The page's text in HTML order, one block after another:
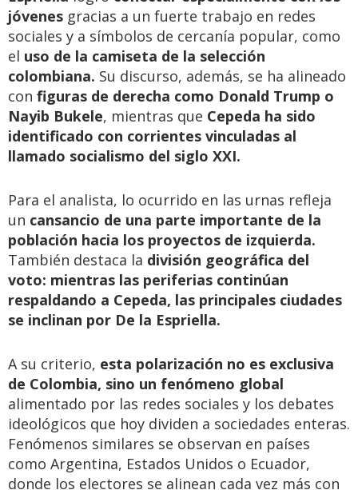
jóvenes gracias a un fuerte trabajo en redes
sociales y a símbolos de cercanía popular, como
el uso de la camiseta de la selección
colombiana. Su discurso, además, se ha alineado
con figuras de derecha como Donald Trump o
Nayib Bukele, mientras que Cepeda ha sido
identificado con corrientes vinculadas al
llamado socialismo del siglo XXI.
Para el analista, lo ocurrido en las urnas refleja
un cansancio de una parte importante de la
población hacia los proyectos de izquierda.
También destaca la división geográfica del
voto: mientras las periferias continúan
respaldando a Cepeda, las principales ciudades
se inclinan por De la Espriella.
A su criterio, esta polarización no es exclusiva
de Colombia, sino un fenómeno global
alimentado por las redes sociales y los debates
ideológicos que hoy dividen a sociedades enteras.
Fenómenos similares se observan en países
como Argentina, Estados Unidos o Ecuador,
donde los electores se alinean cada vez más con